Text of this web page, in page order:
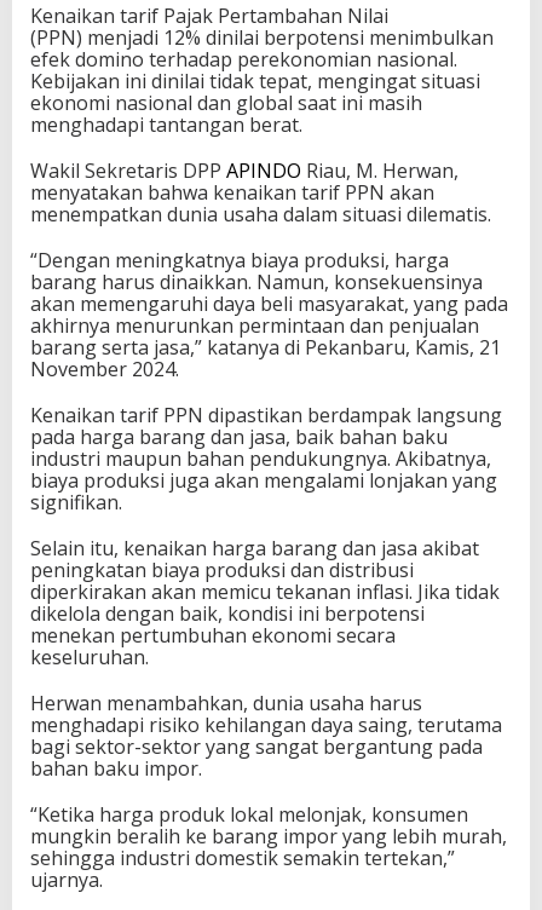
Kenaikan tarif Pajak Pertambahan Nilai
(PPN) menjadi 12% dinilai berpotensi menimbulkan
efek domino terhadap perekonomian nasional.
Kebijakan ini dinilai tidak tepat, mengingat situasi
ekonomi nasional dan global saat ini masih
menghadapi tantangan berat.
Wakil Sekretaris DPP APINDO Riau, M. Herwan,
menyatakan bahwa kenaikan tarif PPN akan
menempatkan dunia usaha dalam situasi dilematis.
“Dengan meningkatnya biaya produksi, harga
barang harus dinaikkan. Namun, konsekuensinya
akan memengaruhi daya beli masyarakat, yang pada
akhirnya menurunkan permintaan dan penjualan
barang serta jasa,” katanya di Pekanbaru, Kamis, 21
November 2024.
Kenaikan tarif PPN dipastikan berdampak langsung
pada harga barang dan jasa, baik bahan baku
industri maupun bahan pendukungnya. Akibatnya,
biaya produksi juga akan mengalami lonjakan yang
signifikan.
Selain itu, kenaikan harga barang dan jasa akibat
peningkatan biaya produksi dan distribusi
diperkirakan akan memicu tekanan inflasi. Jika tidak
dikelola dengan baik, kondisi ini berpotensi
menekan pertumbuhan ekonomi secara
keseluruhan.
Herwan menambahkan, dunia usaha harus
menghadapi risiko kehilangan daya saing, terutama
bagi sektor-sektor yang sangat bergantung pada
bahan baku impor.
“Ketika harga produk lokal melonjak, konsumen
mungkin beralih ke barang impor yang lebih murah,
sehingga industri domestik semakin tertekan,”
ujarnya.